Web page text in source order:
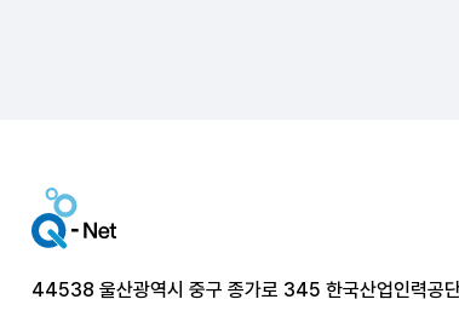
44538 울산광역시 중구 종가로 345 한국산업인력공